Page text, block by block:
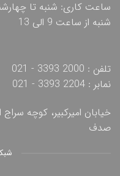
شنبه از ساعت 9 الی 13
تلفن : 2000 3393 - 021
نمابر : 2204 3393 - 021
خیابان امیرکبیر، کوچه
صدف